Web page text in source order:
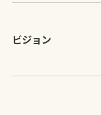
ビジョン